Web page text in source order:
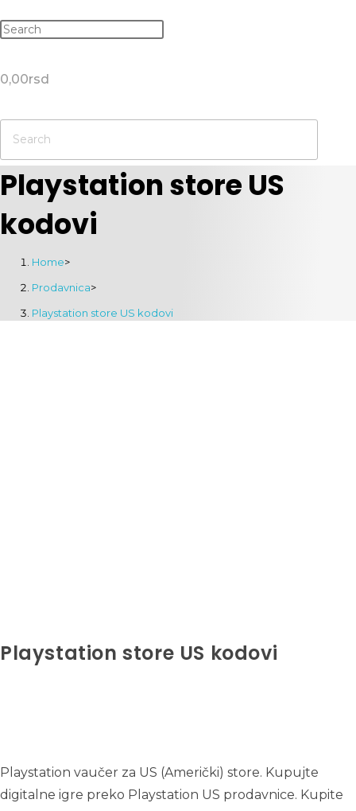
0,00rsd
Playstation store US
kodovi
Home>
Prodavnica>
Playstation store US kodovi
Playstation store US kodovi
Playstation vaučer za US (Američki) store. Kupujte
digitalne igre preko Playstation US prodavnice. Kupite